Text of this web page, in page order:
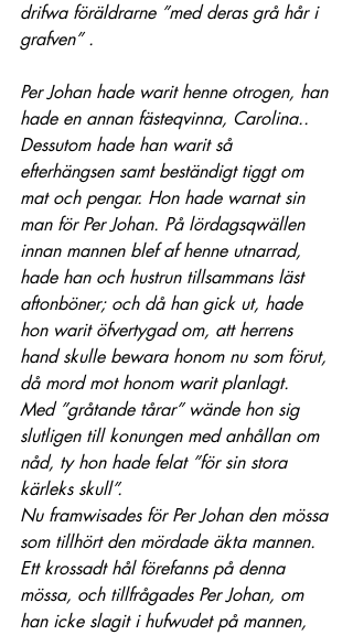
drifwa föräldrarne ”med deras grå hår i
grafven” .
Per Johan hade warit henne otrogen, han
hade en annan fästeqvinna, Carolina..
Dessutom hade han warit så
efterhängsen samt beständigt tiggt om
mat och pengar. Hon hade warnat sin
man för Per Johan. På lördagsqwällen
innan mannen blef af henne utnarrad,
hade han och hustrun tillsammans läst
aftonböner; och då han gick ut, hade
hon warit öfvertygad om, att herrens
hand skulle bewara honom nu som förut,
då mord mot honom warit planlagt.
Med ”gråtande tårar” wände hon sig
slutligen till konungen med anhållan om
nåd, ty hon hade felat ”för sin stora
kärleks skull”.
Nu framwisades för Per Johan den mössa
som tillhört den mördade äkta mannen.
Ett krossadt hål förefanns på denna
mössa, och tillfrågades Per Johan, om
han icke slagit i hufwudet på mannen,